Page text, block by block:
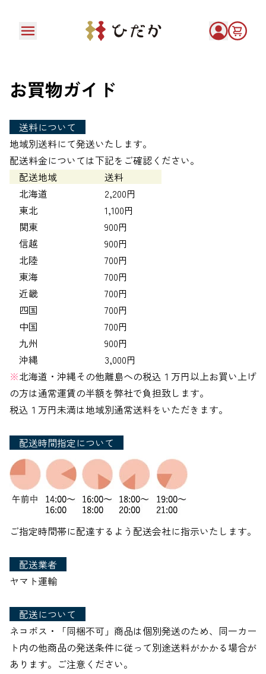
お買物ガイド
送料について
地域別送料にて発送いたします。
配送料金については下記をご確認ください。
配送地域 送料
北海道 2,200円
東北 1,100円
関東 900円
信越 900円
北陸 700円
東海 700円
近畿 700円
四国 700円
中国 700円
九州 900円
沖縄 3,000円
※北海道・沖縄その他離島への税込１万円以上お買い上げ
の方は通常運賃の半額を弊社で負担致します。
税込１万円未満は地域別通常送料をいただきます。
配送時間指定について
ご指定時間帯に配達するよう配送会社に指示いたします。
配送業者
ヤマト運輸
配送について
ネコポス・「同梱不可」商品は個別発送のため、同一カー
ト内の他商品の発送条件に従って別途送料がかかる場合が
あります。ご注意ください。